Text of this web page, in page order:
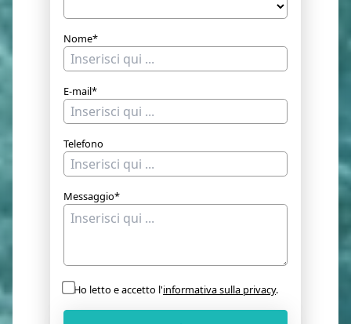
Nome*
E-mail*
Telefono
Messaggio*
Ho letto e accetto l'informativa sulla privacy.